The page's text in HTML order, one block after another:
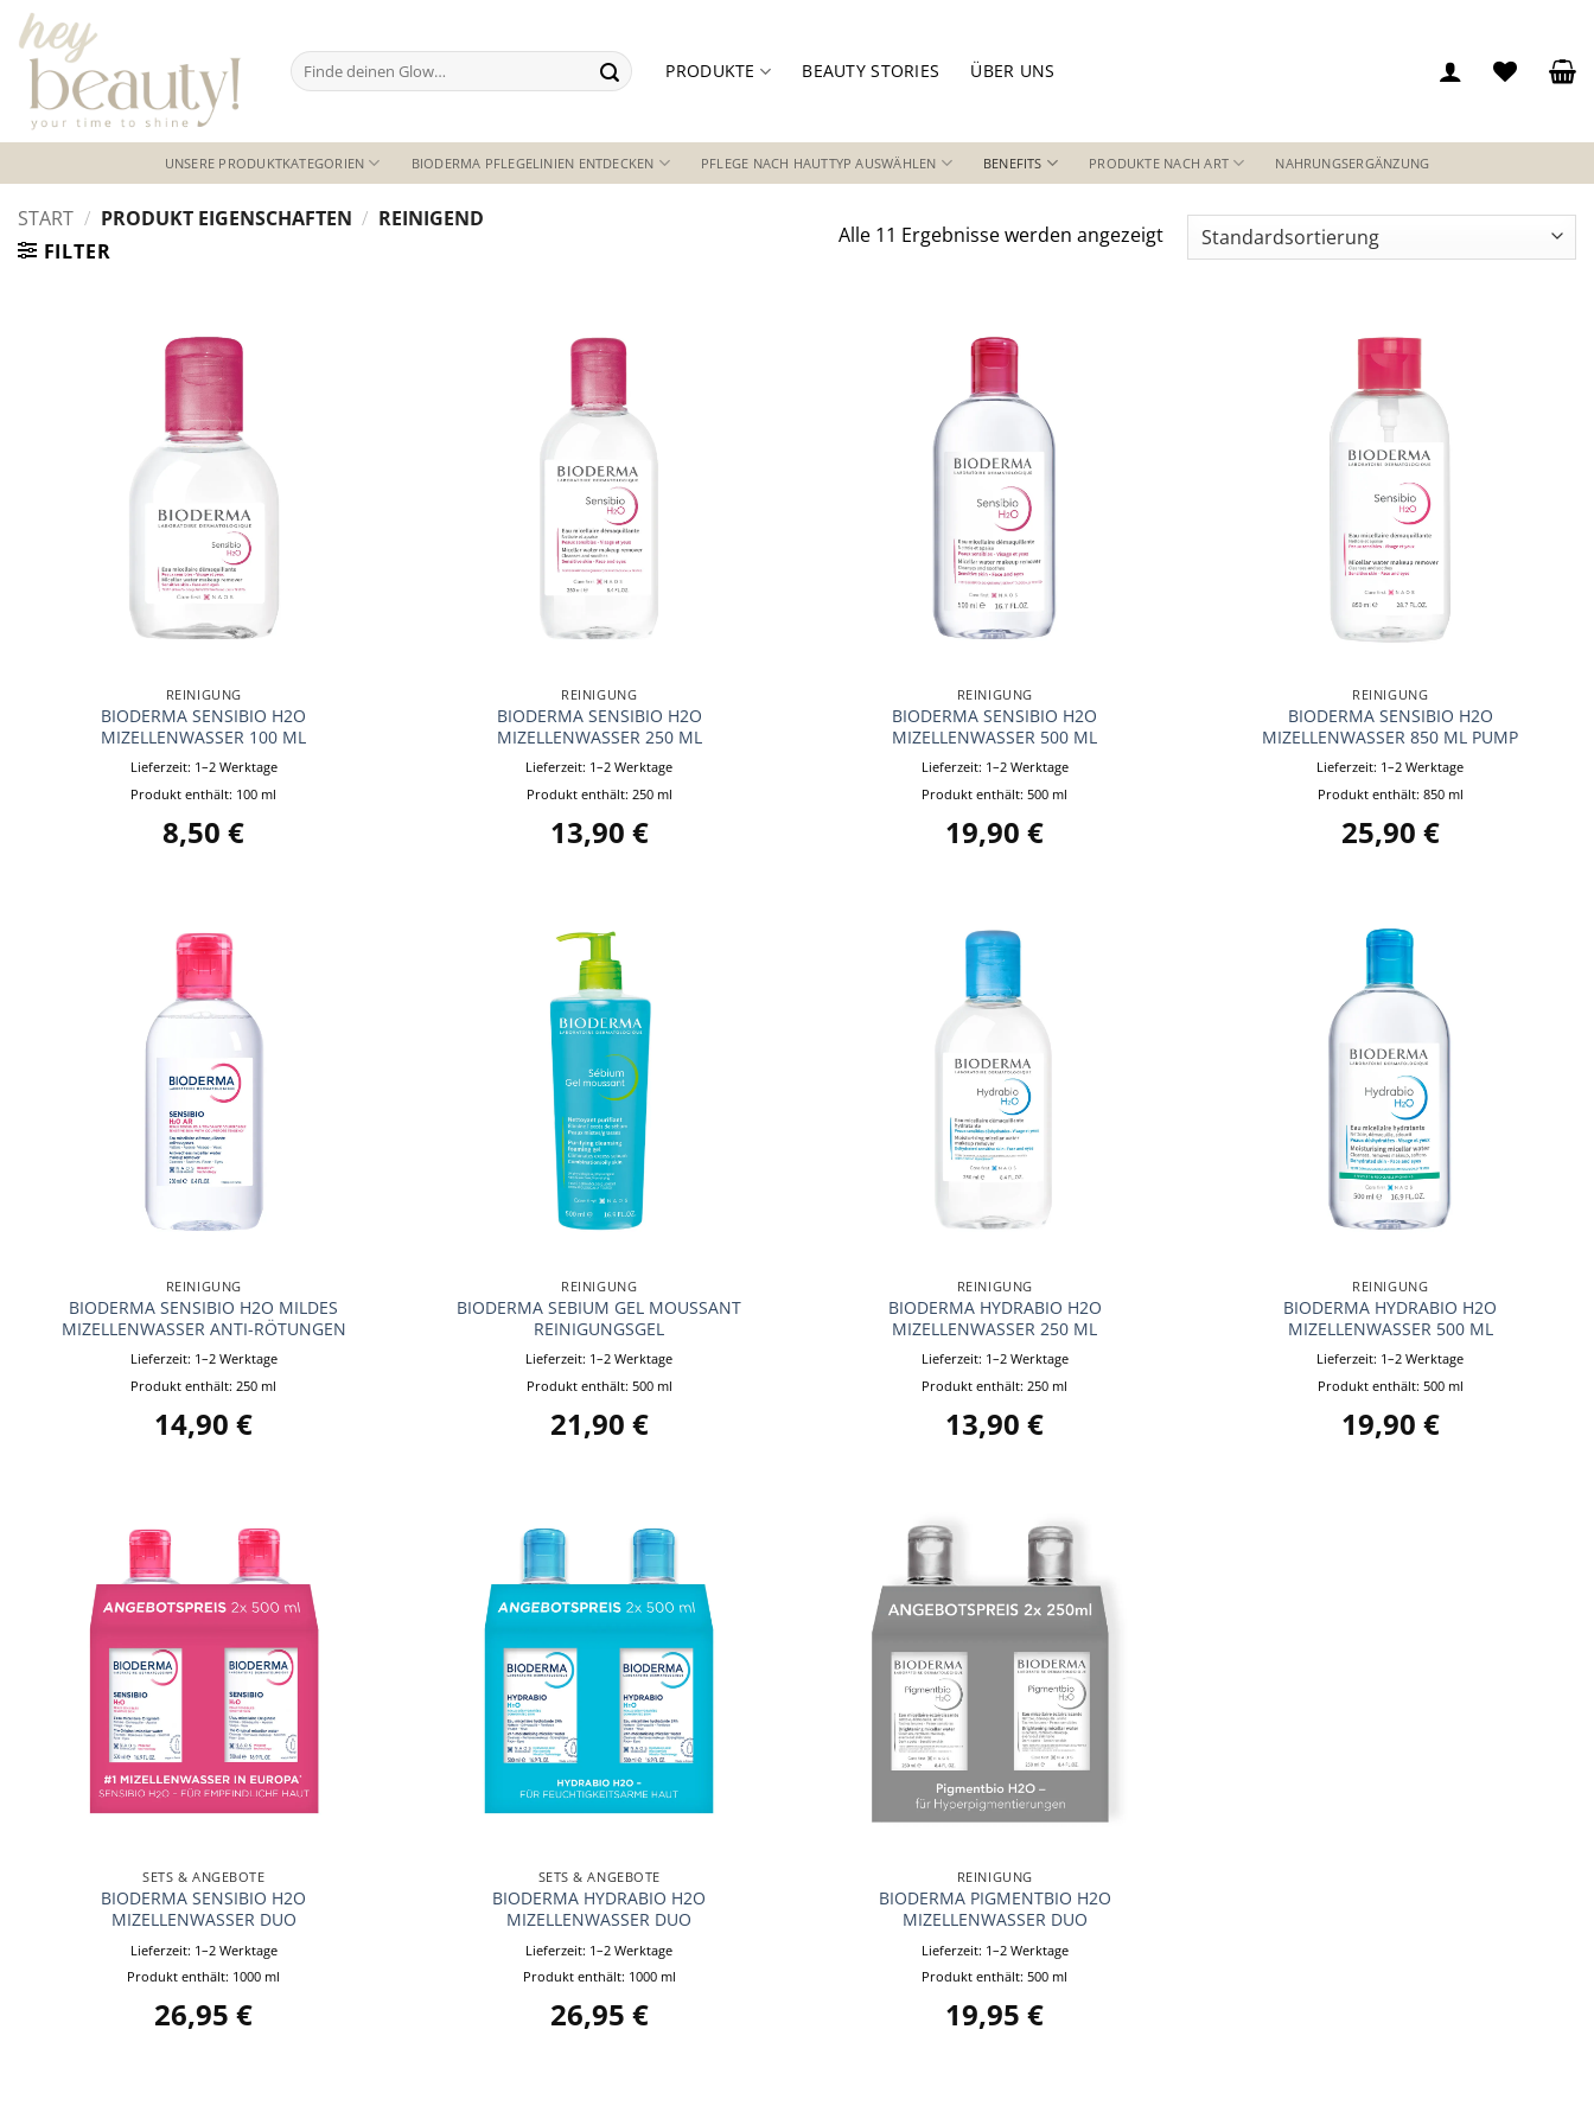
Zum
Inhalt
springen
Suchen
nach:
PRODUKTE BEAUTY STORIES ÜBER UNS
UNSERE PRODUKTKATEGORIEN BIODERMA PFLEGELINIEN ENTDECKEN PFLEGE NACH HAUTTYP AUSWÄHLEN BENEFITS PRODUKTE NACH ART NAHRUNGSERGÄNZUNG
START / PRODUKT EIGENSCHAFTEN / REINIGEND
FILTER
Alle 11 Ergebnisse werden angezeigt
REINIGUNG
BIODERMA SENSIBIO H2O
MIZELLENWASSER 100 ML
Lieferzeit: 1–2 Werktage
Produkt enthält: 100 ml
8,50€
REINIGUNG
BIODERMA SENSIBIO H2O
MIZELLENWASSER 250 ML
Lieferzeit: 1–2 Werktage
Produkt enthält: 250 ml
13,90 €
REINIGUNG
BIODERMA SENSIBIO H2O
MIZELLENWASSER 500 ML
Lieferzeit: 1–2 Werktage
Produkt enthält: 500 ml
19,90€
REINIGUNG
BIODERMA SENSIBIO H2O
MIZELLENWASSER 850 ML PUMP
Lieferzeit: 1–2 Werktage
Produkt enthält: 850 ml
25,90 €
REINIGUNG
BIODERMA SENSIBIO H2O MILDES
MIZELLENWASSER ANTI-RÖTUNGEN
Lieferzeit: 1–2 Werktage
Produkt enthält: 250 ml
14,90€
REINIGUNG
BIODERMA SEBIUM GEL MOUSSANT
REINIGUNGSGEL
Lieferzeit: 1–2 Werktage
Produkt enthält: 500 ml
21,90 €
REINIGUNG
BIODERMA HYDRABIO H2O
MIZELLENWASSER 250 ML
Lieferzeit: 1–2 Werktage
Produkt enthält: 250 ml
13,90€
REINIGUNG
BIODERMA HYDRABIO H2O
MIZELLENWASSER 500 ML
Lieferzeit: 1–2 Werktage
Produkt enthält: 500 ml
19,90 €
SETS & ANGEBOTE
BIODERMA SENSIBIO H2O
MIZELLENWASSER DUO
Lieferzeit: 1–2 Werktage
Produkt enthält: 1000 ml
26,95€
SETS & ANGEBOTE
BIODERMA HYDRABIO H2O
MIZELLENWASSER DUO
Lieferzeit: 1–2 Werktage
Produkt enthält: 1000 ml
26,95 €
REINIGUNG
BIODERMA PIGMENTBIO H2O
MIZELLENWASSER DUO
Lieferzeit: 1–2 Werktage
Produkt enthält: 500 ml
19,95€